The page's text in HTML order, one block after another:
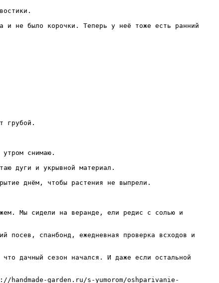
и не было корочки. Теперь у неё тоже есть ранний
грубой.
снимаю.
дуги и укрывной материал.
днём, чтобы растения не выпрели.
Мы сидели на веранде, ели редис с солью и
посев, спанбонд, ежедневная проверка всходов и
дачный сезон начался. И даже если остальной
handmade-garden.ru/s-yumorom/oshparivanie-